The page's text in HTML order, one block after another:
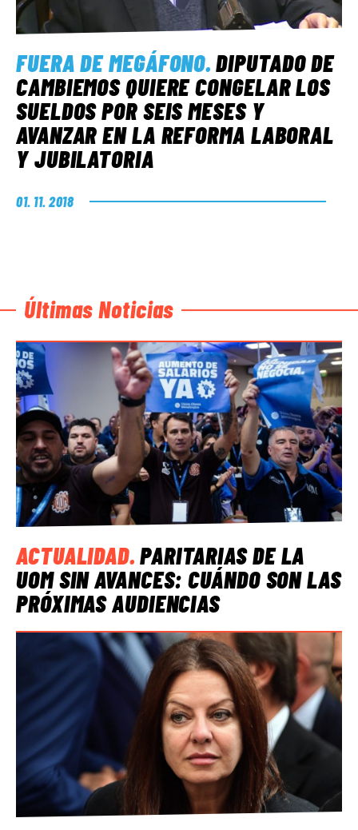
FUERA DE MEGÁFONO. DIPUTADO DE
CAMBIEMOS QUIERE CONGELAR LOS
SUELDOS POR SEIS MESES Y
AVANZAR EN LA REFORMA LABORAL
Y JUBILATORIA
01. 11. 2018
Últimas Noticias
ACTUALIDAD.PARITARIAS DE LA
UOM SIN AVANCES: CUÁNDO SON LAS
PRÓXIMAS AUDIENCIAS